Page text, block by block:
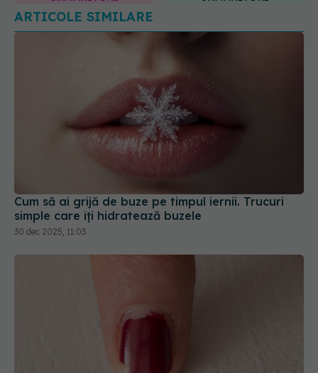
simple care îți hidratează buzele
30 dec 2025, 11:03